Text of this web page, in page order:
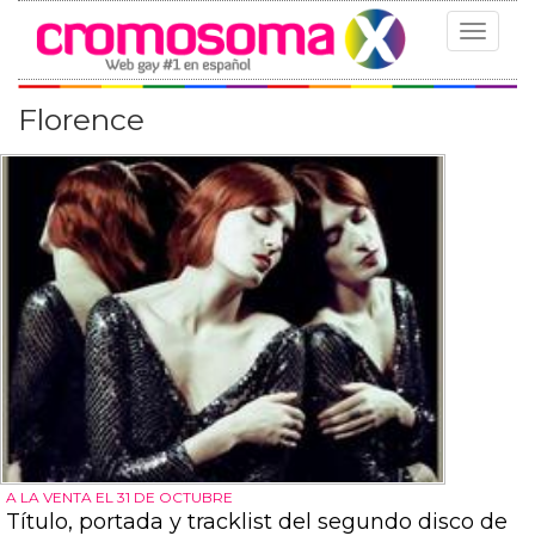
Toggle
Florence
A LA VENTA EL 31 DE OCTUBRE
Título, portada y tracklist del segundo disco de